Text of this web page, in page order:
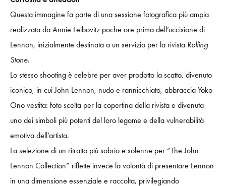
Questa immagine fa parte di una sessione fotografica più ampia
realizzata da Annie Leibovitz poche ore prima dell’uccisione di
Lennon, inizialmente destinata a un servizio per la rivista Rolling
Stone.
Lo stesso shooting è celebre per aver prodotto la scatto, divenuto
iconico, in cui John Lennon, nudo e rannicchiato, abbraccia Yoko
Ono vestita: foto scelta per la copertina della rivista e divenuta
uno dei simboli più potenti del loro legame e della vulnerabilità
emotiva dell’artista.
La selezione di un ritratto più sobrio e solenne per “The John
Lennon Collection” riflette invece la volontà di presentare Lennon
in una dimensione essenziale e raccolta, privilegiando